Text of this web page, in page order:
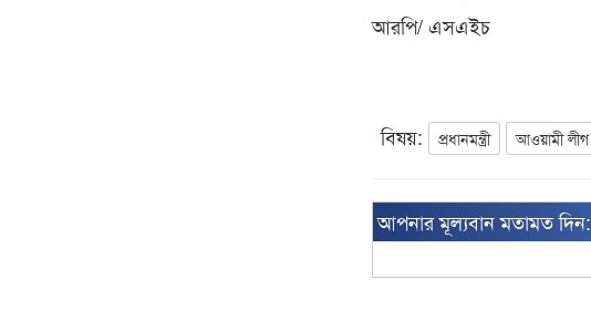
আরপি/ এসএইচ
বিষয়: প্রধানমন্ত্রী আওয়ামী লীগ
আপনার মূল্যবান মতামত দিন: